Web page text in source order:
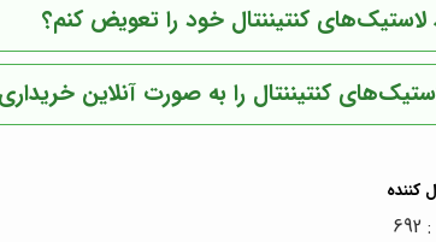
لاستیک‌های کنتیننتال خود را تعویض کنم؟
کنتیننتال را به صورت آنلاین